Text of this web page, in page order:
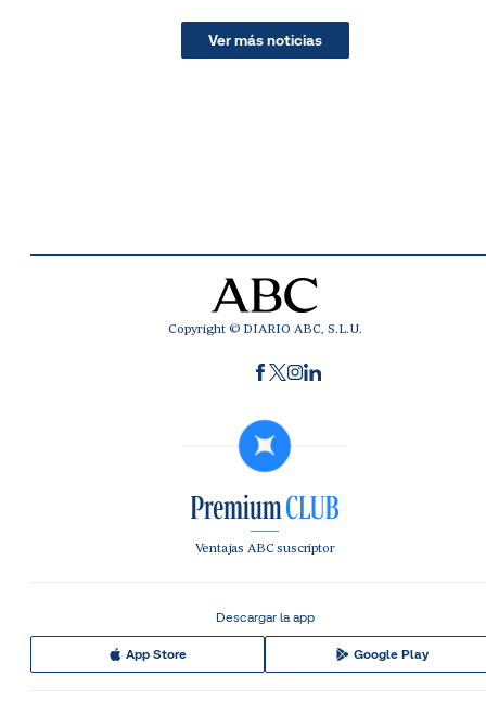
Ver más noticias
Copyright © DIARIO ABC, S.L.U.
Ventajas ABC suscriptor
Descargar la app
App Store Google Play